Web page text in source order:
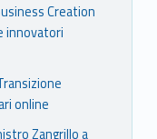
Creation
innovatori
online
Zangrillo a